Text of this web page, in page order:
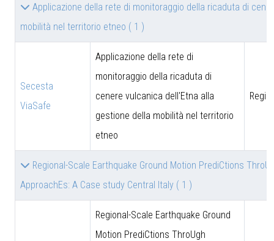
Applicazione della rete di monitoraggio della ricaduta di
mobilità nel territorio etneo ( 1 )
Secesta
ViaSafe
Applicazione della rete di
monitoraggio della ricaduta di
cenere vulcanica dell'Etna alla
gestione della mobilità nel territorio
etneo
Regional-Scale Earthquake Ground Motion PrediCtions
ApproachEs: A Case study Central Italy ( 1 )
Regional-Scale Earthquake Ground
Motion PrediCtions ThroUgh